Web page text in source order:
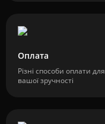
Оплата
Різні способи оплати для
вашої зручності